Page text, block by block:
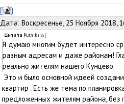
Дата: Воскресенье, 25 Ноября 2018,
Цитата Putnik( )
Я думаю многим будет интересно
разным адресам и даже районам!
реально жителям нашего Кунцево.
Это и было основной идеей
квартир . Есть же тема по
предложенных жителям района, без